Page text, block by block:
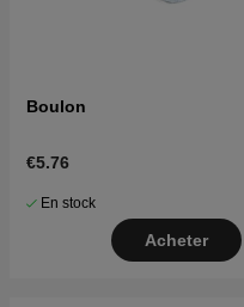
Boulon
€5.76
En stock
Acheter